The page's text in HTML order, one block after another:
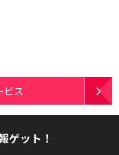
ビス
ゲット！